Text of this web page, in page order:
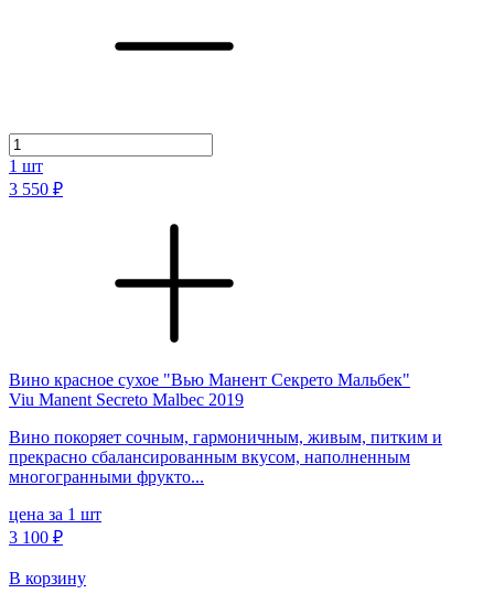
1 шт
3 550 ₽
Вино красное сухое "Вью Манент Секрето Мальбек"
Viu Manent Secreto Malbec 2019
Вино покоряет сочным, гармоничным, живым, питким и
прекрасно сбалансированным вкусом, наполненным
многогранными фрукто...
цена за 1 шт
3 100 ₽
В корзину